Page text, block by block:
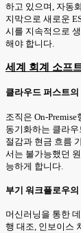
하고 있으며, 자동
지막으로 새로운
시를 지속적으로
해야 합니다.
세계 회계 소프
클라우드 퍼스트의
조직은 On-
동기화하는 클라
절감과 현금 흐름
서는 불가능했던
능하게 합니다.
부기 워크플로우
머신러닝을 통한
행 대조, 인보이스